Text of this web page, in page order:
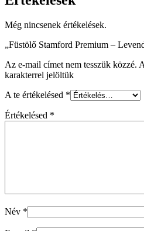
Még nincsenek értékelések.
„Füstölő Stamford Premium –
Az e-mail címet nem tesszük közzé.
karakterrel jelöltük
A te értékelésed *
Értékelésed *
Név *